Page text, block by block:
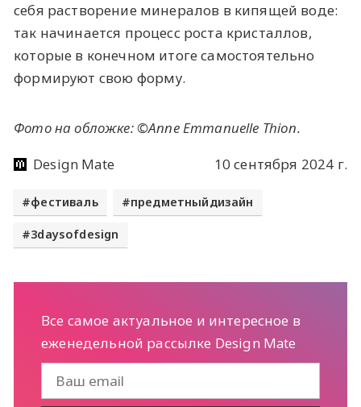
себя растворение минералов в кипящей воде:
так начинается процесс роста кристаллов,
которые в конечном итоге самостоятельно
формируют свою форму.
Фото на обложке: ©Anne Emmanuelle Thion.
Design Mate
10 сентября 2024 г.
фестиваль предметныйдизайн
3daysofdesign
Все самое актуальное и интересное в
еженедельной рассылке Design Mate